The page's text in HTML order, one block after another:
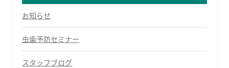
お知らせ
虫歯予防セミナー
スタッフブログ